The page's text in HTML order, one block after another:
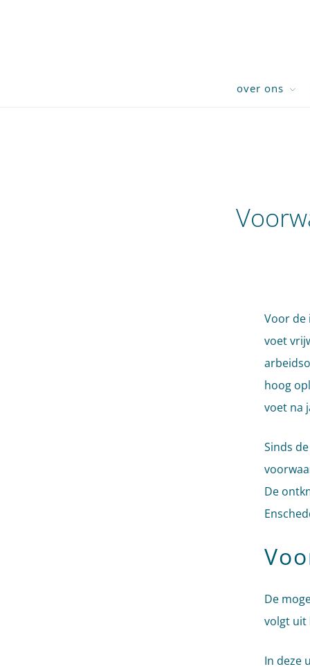
over ons
Voor de
voet
hoog
voet na
Sinds
De
De
volgt uit
In deze